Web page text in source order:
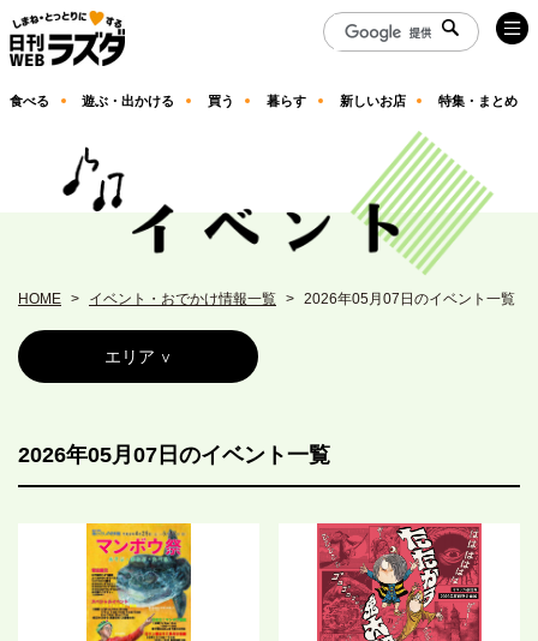
食べる 遊ぶ・出かける 買う 暮らす 新しいお店 特集・まとめ
HOME イベント・おでかけ情報一覧 2026年05月07日のイベント一覧
エリア
2026年05月07日のイベント一覧